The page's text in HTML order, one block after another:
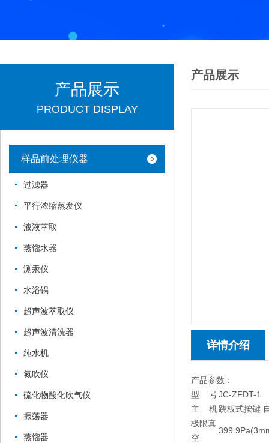
产品展示
PRODUCT DISPLAY
样品前处理仪器
过滤器
平行浓缩蒸发仪
液液萃取
蒸馏水器
测汞仪
水浴锅
超声波萃取仪
超声波清洗器
纯水机
氮吹仪
硫化物酸化吹气仪
振荡器
蒸馏器
产品展示
详情介绍
产品参数：
型 号JC-ZFDT-1
主 机跷板式按键
极限真
空